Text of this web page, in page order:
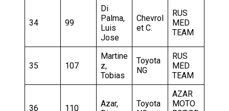
34 99
Di
Palma,
Luis
Jose
Chevrol
et C.
RUS
MED
TEAM
35 107
Martine
z,
Tobias
Toyota
NG
RUS
MED
TEAM
36 110
Azar,
Toyota
AZAR
MOTO